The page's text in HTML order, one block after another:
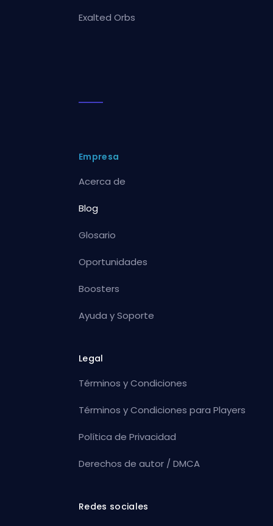
Exalted Orbs
Empresa
Acerca de
Blog
Glosario
Oportunidades
Boosters
Ayuda y Soporte
Legal
Términos y Condiciones
Términos y Condiciones para Players
Política de Privacidad
Derechos de autor / DMCA
Redes sociales